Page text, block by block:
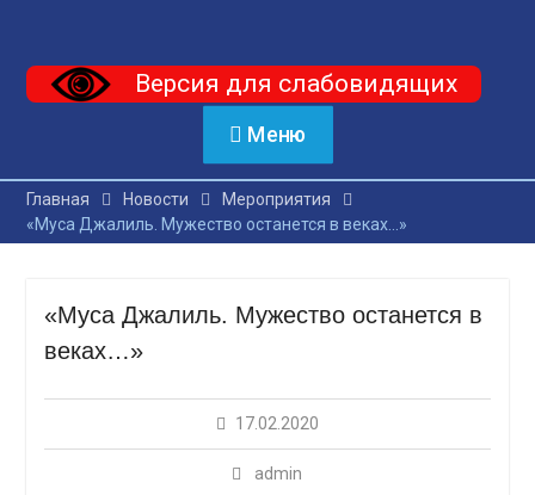
Версия для слабовидящих
Меню
Главная Новости
Мероприятия
«Муса Джалиль. Мужество останется в веках…»
«Муса Джалиль. Мужество останется в
веках…»
17.02.2020
admin